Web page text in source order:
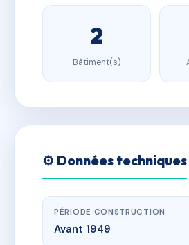
2
Bâtiment(s)
⚙️ Données techniques
PÉRIODE CONSTRUCTION
Avant 1949